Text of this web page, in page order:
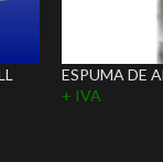
ESPUMA DE
+ IVA